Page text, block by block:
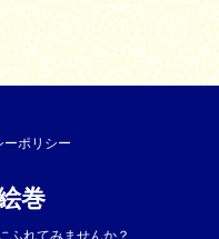
ーポリシー
巻
ふれてみませんか？